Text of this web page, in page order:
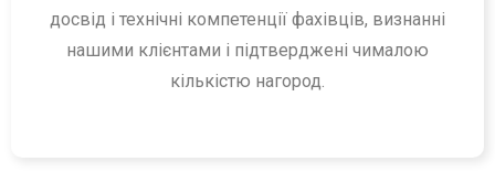
досвід і технічні компетенції фахівців, визнанні
нашими клієнтами і підтверджені чималою
кількістю нагород.